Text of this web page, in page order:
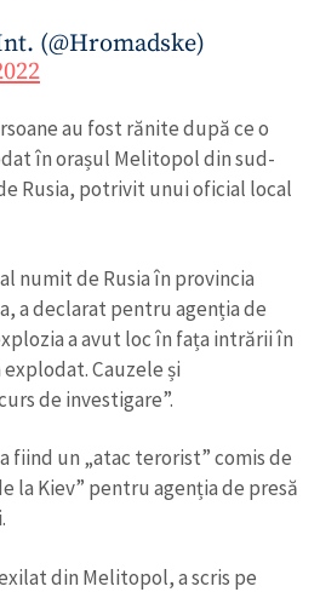
(@Hromadske)
au fost rănite după ce o
în orașul Melitopol din sud-
Rusia, potrivit unui oficial local
numit de Rusia în provincia
a declarat pentru agenția de
a avut loc în fața intrării în
explodat. Cauzele și
de investigare”.
fiind un „atac terorist” comis de
la Kiev” pentru agenția de presă
din Melitopol, a scris pe